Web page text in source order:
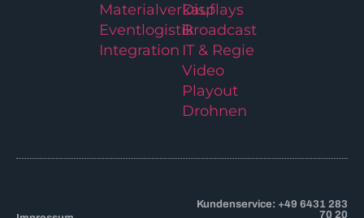
Materialverkauf
Eventlogistik
Integration
Displays
Broadcast
IT & Regie
Video
Playout
Drohnen
Kundenservice: +49 6431 283
70 20